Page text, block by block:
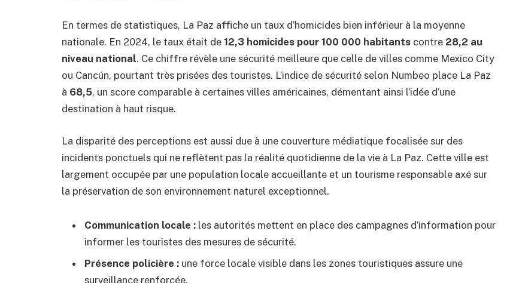
En termes de statistiques, La Paz affiche un taux d’homicides bien inférieur à la moyenne
nationale. En 2024, le taux était de 12,3 homicides pour 100 000 habitants contre 28,2 au
niveau national. Ce chiffre révèle une sécurité meilleure que celle de villes comme Mexico City
ou Cancún, pourtant très prisées des touristes. L’indice de sécurité selon Numbeo place La Paz
à 68,5, un score comparable à certaines villes américaines, démentant ainsi l’idée d’une
destination à haut risque.
La disparité des perceptions est aussi due à une couverture médiatique focalisée sur des
incidents ponctuels qui ne reflètent pas la réalité quotidienne de la vie à La Paz. Cette ville est
largement occupée par une population locale accueillante et un tourisme responsable axé sur
la préservation de son environnement naturel exceptionnel.
Communication locale : les autorités mettent en place des campagnes d’information pour
informer les touristes des mesures de sécurité.
Présence policière : une force locale visible dans les zones touristiques assure une
surveillance renforcée.